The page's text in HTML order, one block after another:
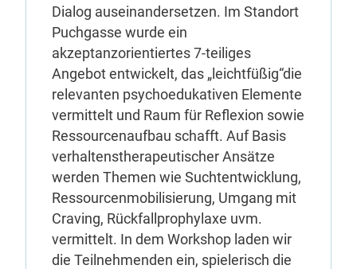
Dialog auseinandersetzen. Im Standort
Puchgasse wurde ein
akzeptanzorientiertes 7-teiliges
Angebot entwickelt, das „leichtfüßig“die
relevanten psychoedukativen Elemente
vermittelt und Raum für Reflexion sowie
Ressourcenaufbau schafft. Auf Basis
verhaltenstherapeutischer Ansätze
werden Themen wie Suchtentwicklung,
Ressourcenmobilisierung, Umgang mit
Craving, Rückfallprophylaxe uvm.
vermittelt. In dem Workshop laden wir
die Teilnehmenden ein, spielerisch die